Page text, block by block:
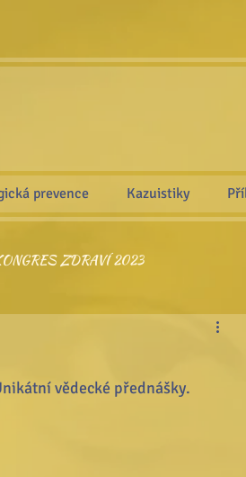
ZDRAVÍ 2023
MEZ. KONGRES ZDRAVÍ 2021
vědecké přednášky.
prevence Kazuistiky